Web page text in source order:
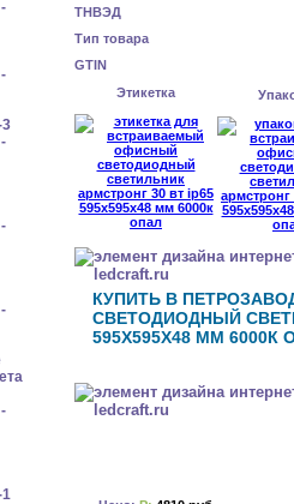
ТНВЭД
Тип товара
GTIN
Этикетка
КУПИТЬ В
СВЕТОДИОДНЫЙ
595X595X48 ММ 6000К